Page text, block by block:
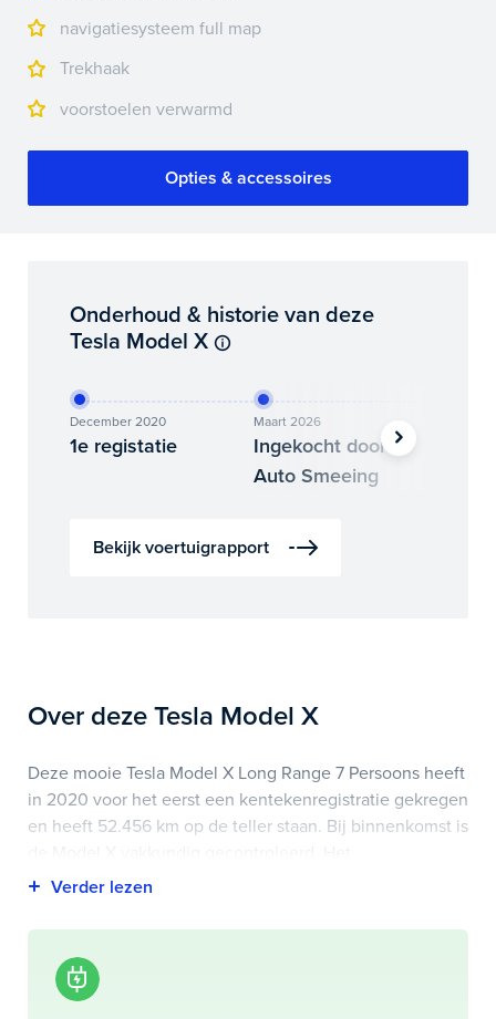
navigatiesysteem full map
Trekhaak
voorstoelen verwarmd
Opties & accessoires
Onderhoud & historie van deze
Tesla Model X
December 2020
1e registatie
Maart 2026
Ingekocht door
Auto Smeeing
Bekijk voertuigrapport
Over deze Tesla Model X
Deze mooie Tesla Model X Long Range 7 Persoons heeft
in 2020 voor het eerst een kentekenregistratie gekregen
en heeft 52.456 km op de teller staan. Bij binnenkomst is
voertuigrapport is op deze pagina bij onderhoud en
Highlights van deze Tesla zijn onder andere
achterstoelen verwarmd, electronic climate controle,